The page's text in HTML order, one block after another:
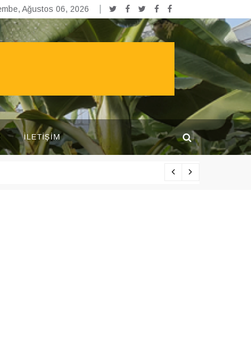
Ağustos 06, 2026
İLETIŞIM